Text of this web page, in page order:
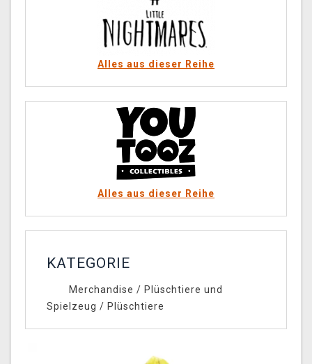
Alles aus dieser Reihe
Alles aus dieser Reihe
KATEGORIE
Merchandise / Plüschtiere und
Spielzeug / Plüschtiere